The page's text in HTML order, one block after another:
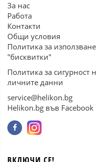
За нас
Работа
Контакти
Общи условия
Политика за
"бисквитки"
Политика за сигурност
личните данни
service@helikon.bg
Helikon.bg във Facebook